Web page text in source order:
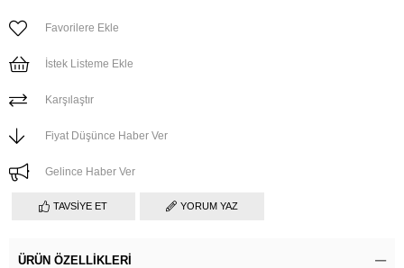
Favorilere Ekle
İstek Listeme Ekle
Karşılaştır
Fiyat Düşünce Haber Ver
Gelince Haber Ver
TAVSIYE ET YORUM YAZ
ÜRÜN ÖZELLIKLERI